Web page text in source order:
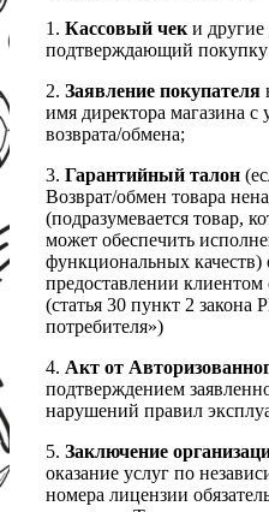
1. Кассовый чеки другие
подтверждающий покупку
2. Заявление покупателя
имя директора магазина
возврата/обмена;
3. Гарантийный талон
Возврат/обмен товара
(подразумевается товар,
может обеспечить
функциональных качеств)
предоставлении
(статья 30 пункт 2 закона
потребителя»)
4. Акт от
подтверждением
нарушений правил
5. Заключение
оказание услуг по
номера лицензии